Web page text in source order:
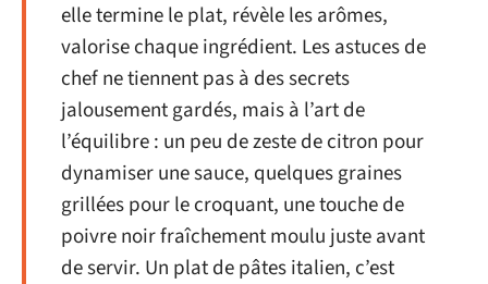
elle termine le plat, révèle les arômes,
valorise chaque ingrédient. Les astuces de
chef ne tiennent pas à des secrets
jalousement gardés, mais à l’art de
l’équilibre : un peu de zeste de citron pour
dynamiser une sauce, quelques graines
grillées pour le croquant, une touche de
poivre noir fraîchement moulu juste avant
de servir. Un plat de pâtes italien, c’est